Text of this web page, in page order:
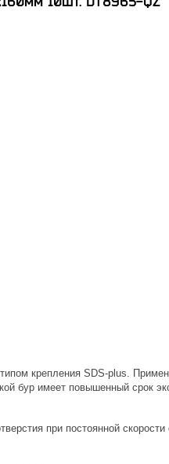
крепления SDS-plus.
бур имеет повышенный срок
при постоянной